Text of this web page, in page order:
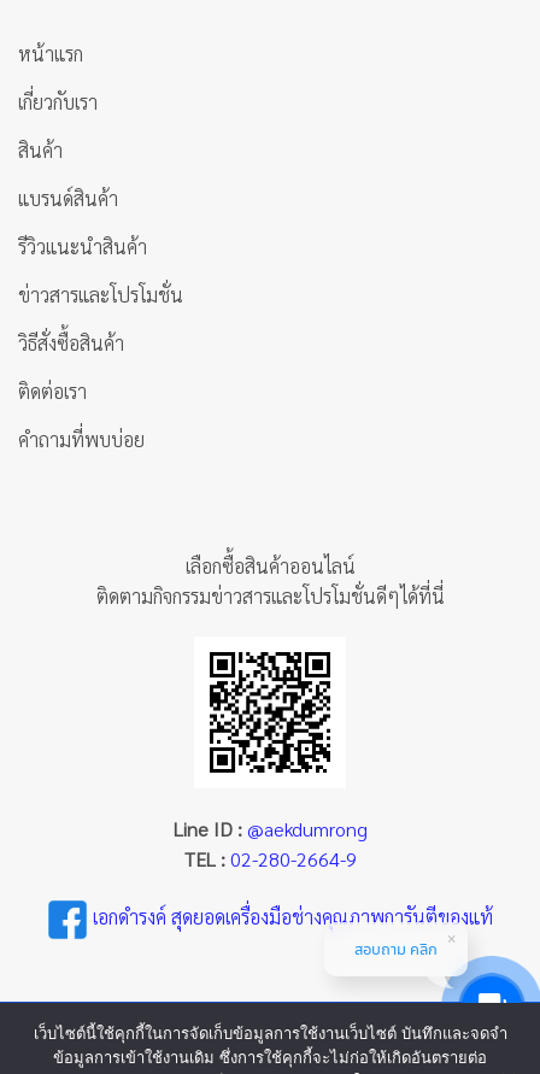
หน้าแรก
เกี่ยวกับเรา
สินค้า
แบรนด์สินค้า
รีวิวแนะนำสินค้า
ข่าวสารและโปรโมชั่น
วิธีสั่งซื้อสินค้า
ติดต่อเรา
คำถามที่พบบ่อย
เลือกซื้อสินค้าออนไลน์
ติดตามกิจกรรมข่าวสารและโปรโมชั่นดีๆได้ที่นี่
Line ID : @aekdumrong
TEL : 02-280-2664-9
เอกดำรงค์ สุดยอดเครื่องมือช่างคุณภาพการันตีของแท้
เว็บไซต์นี้ใช้คุกกี้ในการจัดเก็บข้อมูลการใช้งานเว็บไซต์ บันทึกและจดจำ
ข้อมูลการเข้าใช้งานเดิม ซึ่งการใช้คุกกี้จะไม่ก่อให้เกิดอันตรายต่อ
สอบถาม คลิก